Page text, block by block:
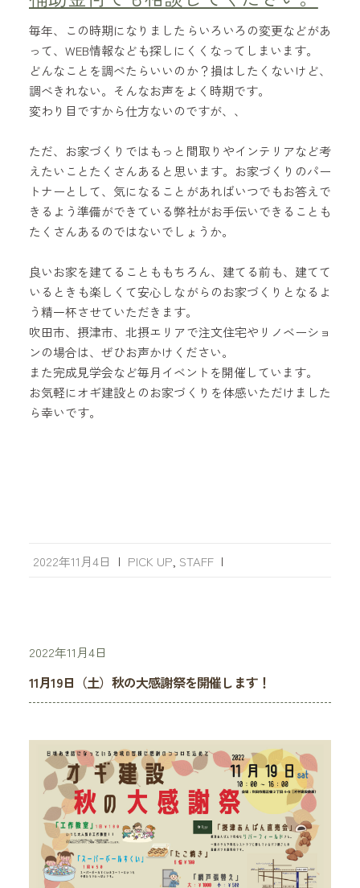
毎年、この時期になりましたらいろいろの変更などがあ
って、WEB情報なども探しにくくなってしまいます。
どんなことを調べたらいいのか？損はしたくないけど、
調べきれない。そんなお声をよく時期です。
変わり目ですから仕方ないのですが、、
ただ、お家づくりではもっと間取りやインテリアなど考
えたいことたくさんあると思います。お家づくりのパー
トナーとして、気になることがあればいつでもお答えで
きるよう準備ができている弊社がお手伝いできることも
たくさんあるのではないでしょうか。
良いお家を建てることももちろん、建てる前も、建てて
いるときも楽しくて安心しながらのお家づくりとなるよ
う精一杯させていただきます。
吹田市、摂津市、北摂エリアで注文住宅やリノベーショ
ンの場合は、ぜひお声かけください。
また完成見学会など毎月イベントを開催しています。
お気軽にオギ建設とのお家づくりを体感いただけました
ら幸いです。
2022年11月4日 | PICK UP STAFF |
2022年11月4日
11月19日（土）秋の大感謝祭を開催します！